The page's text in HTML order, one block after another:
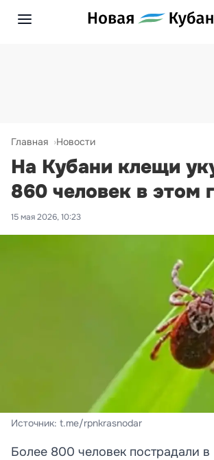
Главная Новости
На Кубани клещи
860 человек в этом
15 мая 2026, 10:23
Источник: t.me/rpnkrasnodar
Более 800 человек пострадали в